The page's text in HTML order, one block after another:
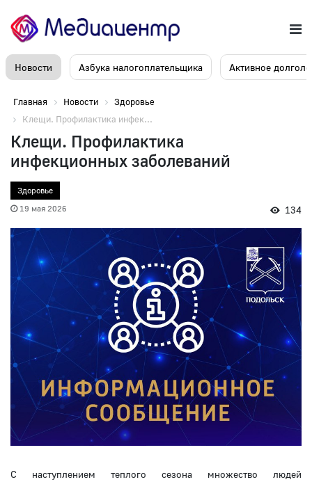
Новости Азбука налогоплательщика Активное
Главная Новости
Здоровье
Клещи. Профилактика инфек...
Клещи. Профилактика
инфекционных заболеваний
Здоровье
19 мая 2026
134
С наступлением теплого сезона множество людей